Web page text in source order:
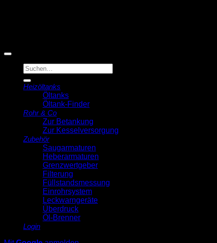
Suche
nach:
Heizöltanks
Öltanks
Öltank-Finder
Rohr & Co
Zur Betankung
Zur Kesselversorgung
Zubehör
Saugarmaturen
Heberarmaturen
Grenzwertgeber
Filterung
Füllstandsmessung
Einrohrsystem
Leckwarngeräte
Überdruck
Öl-Brenner
Login